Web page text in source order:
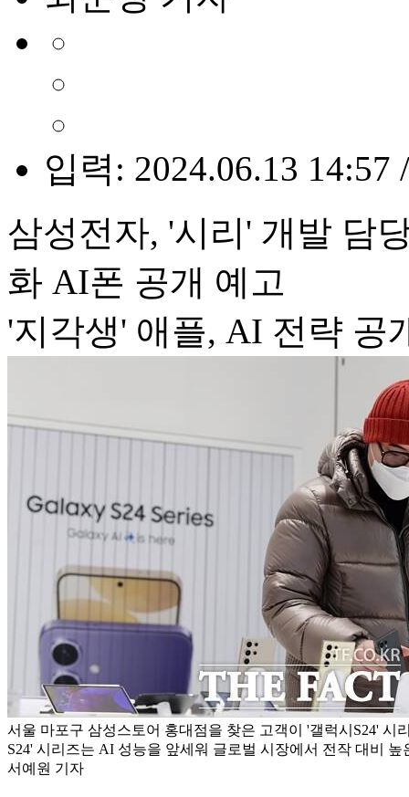
입력: 2024.06.13 14:57
삼성전자, '시리' 개발 담
화 AI폰 공개 예고
'지각생' 애플, AI 전략
서울 마포구 삼성스토어 홍대점을 찾은 고객이 '갤럭시S24' 시
S24' 시리즈는 AI 성능을 앞세워 글로벌 시장에서 전작 대비
서예원 기자